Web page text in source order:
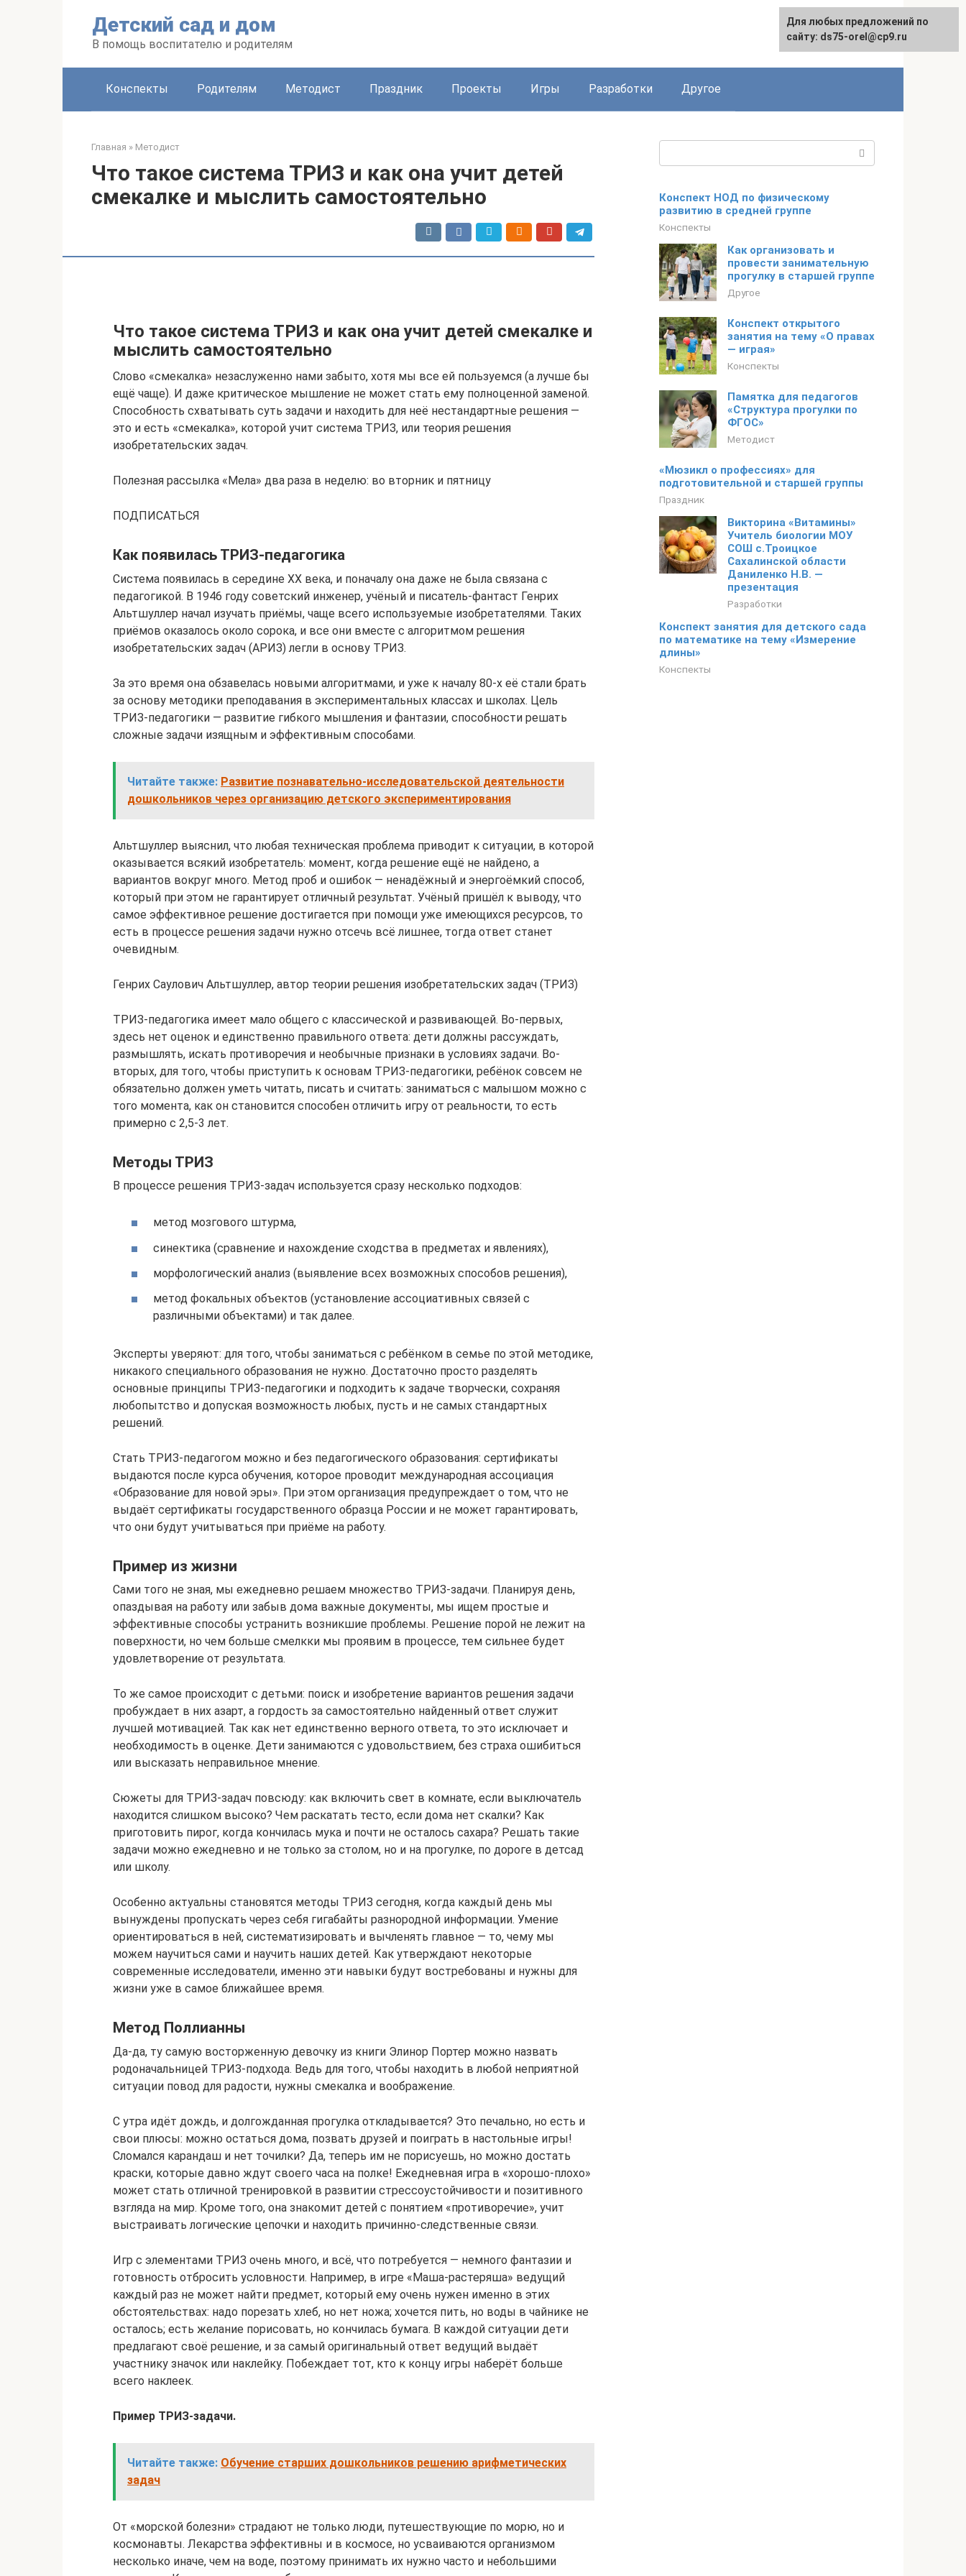
Детский сад и дом
В помощь воспитателю и родителям
Конспекты Родителям Методист Праздник Проекты Игры Разработки Другое
Главная » Методист
Что такое система ТРИЗ и как она учит детей
смекалке и мыслить самостоятельно
Что такое система ТРИЗ и как она учит детей смекалке и
мыслить самостоятельно
Слово «смекалка» незаслуженно нами забыто, хотя мы все ей пользуемся (а лучше бы
ещё чаще). И даже критическое мышление не может стать ему полноценной заменой.
Способность схватывать суть задачи и находить для неё нестандартные решения —
это и есть «смекалка», которой учит система ТРИЗ, или теория решения
изобретательских задач.
Полезная рассылка «Мела» два раза в неделю: во вторник и пятницу
ПОДПИСАТЬСЯ
Как появилась ТРИЗ-педагогика
Система появилась в середине XX века, и поначалу она даже не была связана с
педагогикой. В 1946 году советский инженер, учёный и писатель-фантаст Генрих
Альтшуллер начал изучать приёмы, чаще всего используемые изобретателями. Таких
приёмов оказалось около сорока, и все они вместе с алгоритмом решения
изобретательских задач (АРИЗ) легли в основу ТРИЗ.
За это время она обзавелась новыми алгоритмами, и уже к началу 80-х её стали брать
за основу методики преподавания в экспериментальных классах и школах. Цель
ТРИЗ-педагогики — развитие гибкого мышления и фантазии, способности решать
сложные задачи изящным и эффективным способами.
Читайте также: Развитие познавательно-исследовательской деятельности
дошкольников через организацию детского экспериментирования
Альтшуллер выяснил, что любая техническая проблема приводит к ситуации, в которой
оказывается всякий изобретатель: момент, когда решение ещё не найдено, а
вариантов вокруг много. Метод проб и ошибок — ненадёжный и энергоёмкий способ,
который при этом не гарантирует отличный результат. Учёный пришёл к выводу, что
самое эффективное решение достигается при помощи уже имеющихся ресурсов, то
есть в процессе решения задачи нужно отсечь всё лишнее, тогда ответ станет
очевидным.
Генрих Саулович Альтшуллер, автор теории решения изобретательских задач (ТРИЗ)
ТРИЗ-педагогика имеет мало общего с классической и развивающей. Во-первых,
здесь нет оценок и единственно правильного ответа: дети должны рассуждать,
размышлять, искать противоречия и необычные признаки в условиях задачи. Во-
вторых, для того, чтобы приступить к основам ТРИЗ-педагогики, ребёнок совсем не
обязательно должен уметь читать, писать и считать: заниматься с малышом можно с
того момента, как он становится способен отличить игру от реальности, то есть
примерно с 2,5-3 лет.
Методы ТРИЗ
В процессе решения ТРИЗ-задач используется сразу несколько подходов:
метод мозгового штурма,
синектика (сравнение и нахождение сходства в предметах и явлениях),
морфологический анализ (выявление всех возможных способов решения),
метод фокальных объектов (установление ассоциативных связей с
различными объектами) и так далее.
Эксперты уверяют: для того, чтобы заниматься с ребёнком в семье по этой методике,
никакого специального образования не нужно. Достаточно просто разделять
основные принципы ТРИЗ-педагогики и подходить к задаче творчески, сохраняя
любопытство и допуская возможность любых, пусть и не самых стандартных
решений.
Стать ТРИЗ-педагогом можно и без педагогического образования: сертификаты
выдаются после курса обучения, которое проводит международная ассоциация
«Образование для новой эры». При этом организация предупреждает о том, что не
выдаёт сертификаты государственного образца России и не может гарантировать,
что они будут учитываться при приёме на работу.
Пример из жизни
Сами того не зная, мы ежедневно решаем множество ТРИЗ-задачи. Планируя день,
опаздывая на работу или забыв дома важные документы, мы ищем простые и
эффективные способы устранить возникшие проблемы. Решение порой не лежит на
поверхности, но чем больше смелкки мы проявим в процессе, тем сильнее будет
удовлетворение от результата.
То же самое происходит с детьми: поиск и изобретение вариантов решения задачи
пробуждает в них азарт, а гордость за самостоятельно найденный ответ служит
лучшей мотивацией. Так как нет единственно верного ответа, то это исключает и
необходимость в оценке. Дети занимаются с удовольствием, без страха ошибиться
или высказать неправильное мнение.
Сюжеты для ТРИЗ-задач повсюду: как включить свет в комнате, если выключатель
находится слишком высоко? Чем раскатать тесто, если дома нет скалки? Как
приготовить пирог, когда кончилась мука и почти не осталось сахара? Решать такие
задачи можно ежедневно и не только за столом, но и на прогулке, по дороге в детсад
или школу.
Особенно актуальны становятся методы ТРИЗ сегодня, когда каждый день мы
вынуждены пропускать через себя гигабайты разнородной информации. Умение
ориентироваться в ней, систематизировать и вычленять главное — то, чему мы
можем научиться сами и научить наших детей. Как утверждают некоторые
современные исследователи, именно эти навыки будут востребованы и нужны для
жизни уже в самое ближайшее время.
Метод Поллианны
Да-да, ту самую восторженную девочку из книги Элинор Портер можно назвать
родоначальницей ТРИЗ-подхода. Ведь для того, чтобы находить в любой неприятной
ситуации повод для радости, нужны смекалка и воображение.
С утра идёт дождь, и долгожданная прогулка откладывается? Это печально, но есть и
свои плюсы: можно остаться дома, позвать друзей и поиграть в настольные игры!
Сломался карандаш и нет точилки? Да, теперь им не порисуешь, но можно достать
краски, которые давно ждут своего часа на полке! Ежедневная игра в «хорошо-плохо»
может стать отличной тренировкой в развитии стрессоустойчивости и позитивного
взгляда на мир. Кроме того, она знакомит детей с понятием «противоречие», учит
выстраивать логические цепочки и находить причинно-следственные связи.
Игр с элементами ТРИЗ очень много, и всё, что потребуется — немного фантазии и
готовность отбросить условности. Например, в игре «Маша-растеряша» ведущий
каждый раз не может найти предмет, который ему очень нужен именно в этих
обстоятельствах: надо порезать хлеб, но нет ножа; хочется пить, но воды в чайнике не
осталось; есть желание порисовать, но кончилась бумага. В каждой ситуации дети
предлагают своё решение, и за самый оригинальный ответ ведущий выдаёт
участнику значок или наклейку. Побеждает тот, кто к концу игры наберёт больше
всего наклеек.
Пример ТРИЗ-задачи.
Читайте также: Обучение старших дошкольников решению арифметических
задач
От «морской болезни» страдают не только люди, путешествующие по морю, но и
космонавты. Лекарства эффективны и в космосе, но усваиваются организмом
несколько иначе, чем на воде, поэтому принимать их нужно часто и небольшими
Конспект НОД по физическому
развитию в средней группе
Конспекты
Как организовать и
провести занимательную
прогулку в старшей группе
Другое
Конспект открытого
занятия на тему «О правах
— играя»
Конспекты
Памятка для педагогов
«Структура прогулки по
ФГОС»
Методист
«Мюзикл о профессиях» для
подготовительной и старшей группы
Праздник
Викторина «Витамины»
Учитель биологии МОУ
СОШ с.Троицкое
Сахалинской области
Даниленко Н.В. —
презентация
Разработки
Конспект занятия для детского сада
по математике на тему «Измерение
длины»
Конспекты
Для любых предложений по
сайту: ds75-orel@cp9.ru